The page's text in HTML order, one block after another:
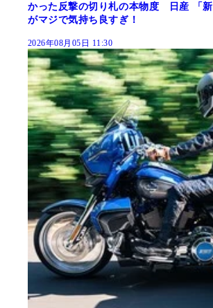
かった反撃の切り札の本物度 日産 「新
がマジで気持ち良すぎ！
2026年08月05日 11:30